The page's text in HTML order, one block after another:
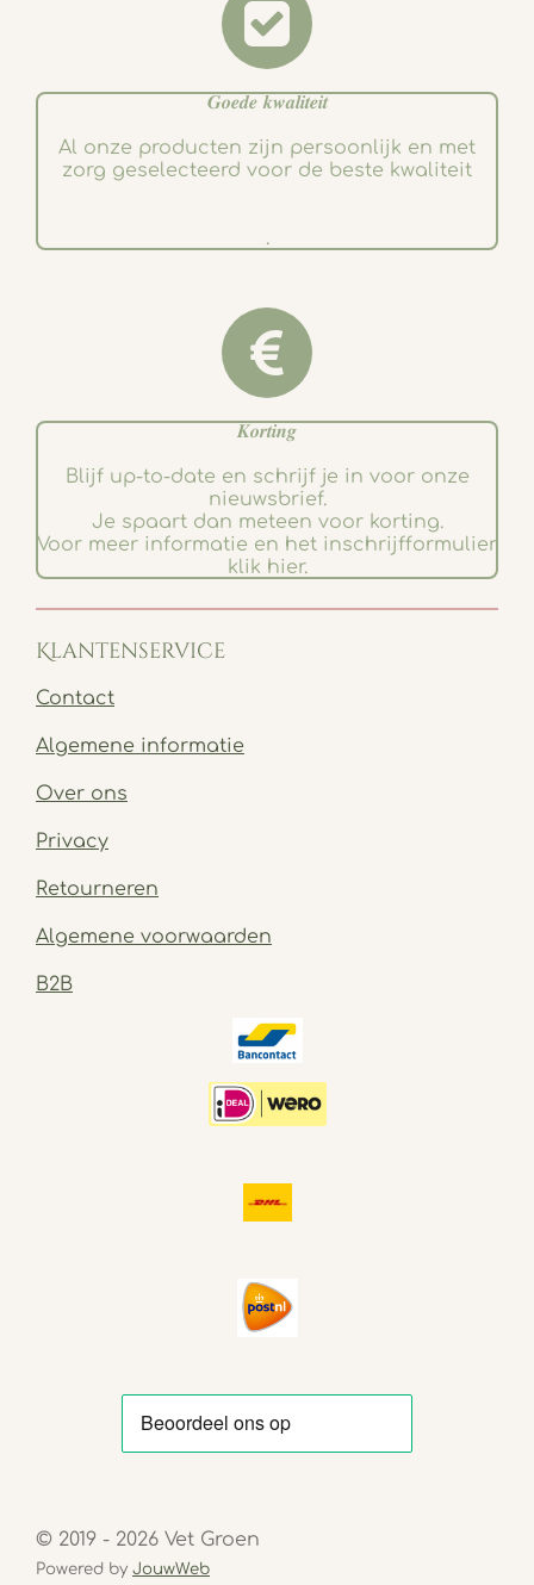
𝑮𝒐𝒆𝒅𝒆 𝒌𝒘𝒂𝒍𝒊𝒕𝒆𝒊𝒕
Al onze producten zijn persoonlijk en met
zorg geselecteerd voor de beste kwaliteit
.
𝑲𝒐𝒓𝒕𝒊𝒏𝒈
Blijf up-to-date en schrijf je in voor onze
nieuwsbrief.
Je spaart dan meteen voor korting.
Voor meer informatie en het inschrijfformulier
klik hier.
Klantenservice
Contact
Algemene informatie
Over ons
Privacy
Retourneren
Algemene voorwaarden
B2B
© 2019 - 2026 Vet Groen
Powered by JouwWeb